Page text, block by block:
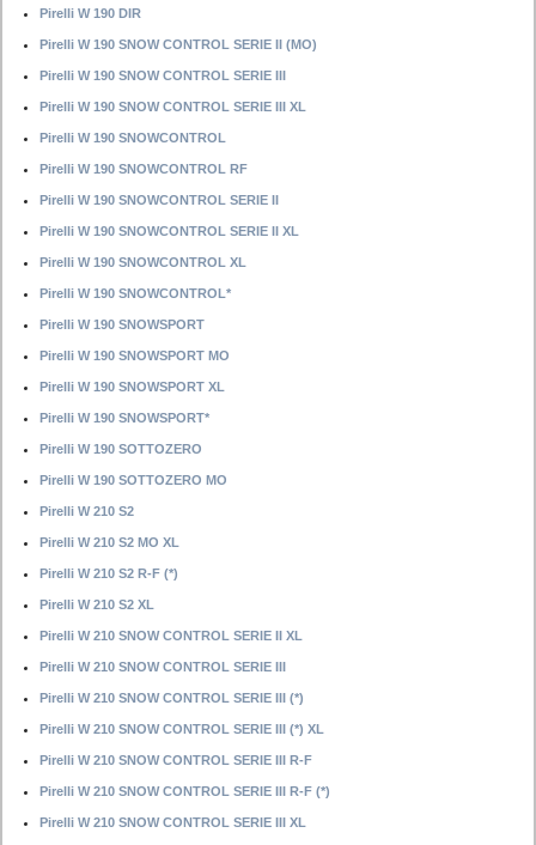
Pirelli W 190 DIR
Pirelli W 190 SNOW CONTROL SERIE II (MO)
Pirelli W 190 SNOW CONTROL SERIE III
Pirelli W 190 SNOW CONTROL SERIE III XL
Pirelli W 190 SNOWCONTROL
Pirelli W 190 SNOWCONTROL RF
Pirelli W 190 SNOWCONTROL SERIE II
Pirelli W 190 SNOWCONTROL SERIE II XL
Pirelli W 190 SNOWCONTROL XL
Pirelli W 190 SNOWCONTROL*
Pirelli W 190 SNOWSPORT
Pirelli W 190 SNOWSPORT MO
Pirelli W 190 SNOWSPORT XL
Pirelli W 190 SNOWSPORT*
Pirelli W 190 SOTTOZERO
Pirelli W 190 SOTTOZERO MO
Pirelli W 210 S2
Pirelli W 210 S2 MO XL
Pirelli W 210 S2 R-F (*)
Pirelli W 210 S2 XL
Pirelli W 210 SNOW CONTROL SERIE II XL
Pirelli W 210 SNOW CONTROL SERIE III
Pirelli W 210 SNOW CONTROL SERIE III (*)
Pirelli W 210 SNOW CONTROL SERIE III (*) XL
Pirelli W 210 SNOW CONTROL SERIE III R-F
Pirelli W 210 SNOW CONTROL SERIE III R-F (*)
Pirelli W 210 SNOW CONTROL SERIE III XL